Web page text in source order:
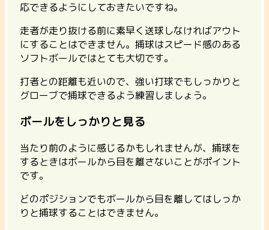
応できるようにしておきたいですね。
走者が走り抜ける前に素早く送球しなければアウト
にすることはできません。捕球はスピード感のある
ソフトボールではとても大切です。
打者との距離も近いので、強い打球でもしっかりと
グローブで捕球できるよう練習しましょう。
ボールをしっかりと見る
当たり前のように感じるかもしれませんが、捕球を
するときはボールから目を離さないことがポイント
です。
どのポジションでもボールから目を離してはしっか
りと捕球することはできません。